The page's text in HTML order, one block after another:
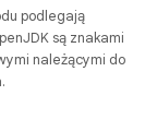
podlegają
są znakami
należącymi do